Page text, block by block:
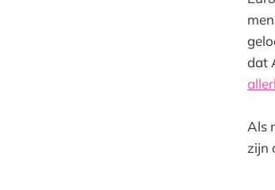
dat
Als
zijn